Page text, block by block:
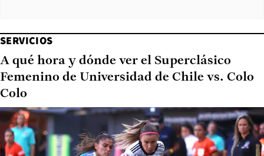
SERVICIOS
A qué hora y dónde ver el Superclásico
Femenino de Universidad de Chile vs. Colo
Colo